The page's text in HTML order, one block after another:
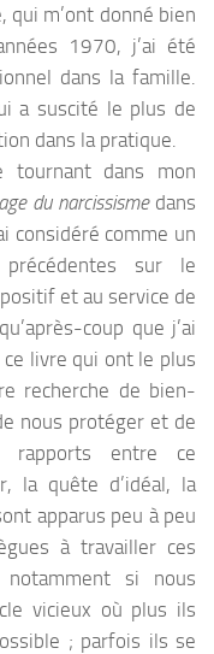
qui m’ont donné bien
1970, j’ai été
dans la famille.
a suscité le plus de
dans la pratique.
tournant dans mon
du narcissismedans
considéré comme un
sur le
et au service de
coup que j’ai
livre qui ont le plus
recherche de bien-
nous protéger et de
rapports entre ce
la quête d’idéal, la
apparus peu à peu
à travailler ces
notamment si nous
vicieux où plus ils
; parfois ils se